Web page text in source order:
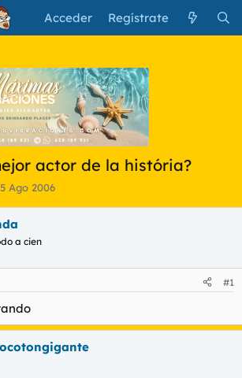
Acceder Regístrate
actor de la história?
Ago 2006
a cien
#1